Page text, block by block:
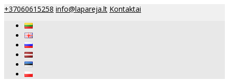
+37060615258 info@lapareja.lt Kontaktai